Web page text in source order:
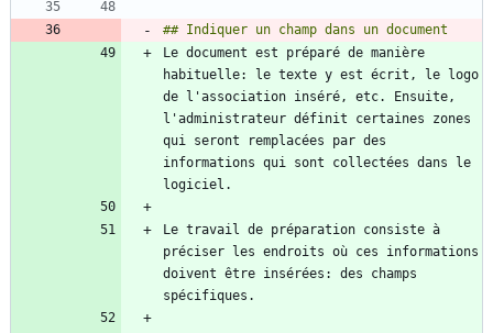
Le document est préparé de manière
habituelle: le texte y est écrit, le logo
de l'association inséré, etc. Ensuite,
l'administrateur définit certaines zones
qui seront remplacées par des
informations qui sont collectées dans le
Le travail de préparation consiste à
préciser les endroits où ces informations
doivent être insérées: des champs